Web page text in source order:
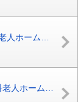
有資格者の方必見♪介護付き有料老人ホームで介護職員の募集♪初任者研修をお持ちの方なら応募OK♪【堺市中区】【正社員】【ID：1294-skn-h2-s-s】